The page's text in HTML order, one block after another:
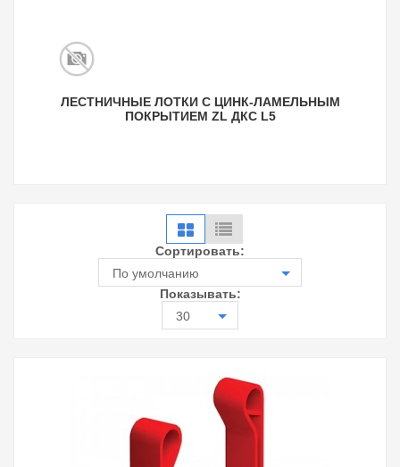
ЛЕСТНИЧНЫЕ ЛОТКИ С ЦИНК-ЛАМЕЛЬНЫМ
ПОКРЫТИЕМ ZL ДКС L5
Сортировать:
По умолчанию
Показывать:
30